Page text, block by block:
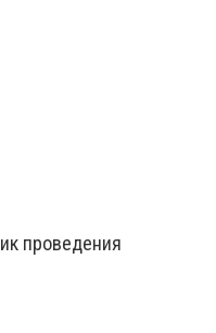
проведения